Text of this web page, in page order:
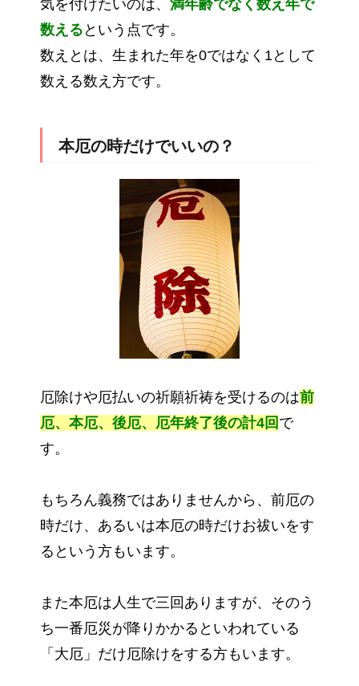
気を付けたいのは、 満年齢でなく数え年で
数える という点です。
数えとは、生まれた年を0ではなく1として
数える数え方です。
本厄の時だけでいいの？
厄除けや厄払いの祈願祈祷を受けるのは前
厄、本厄、後厄、厄年終了後の計4回 で
す。
もちろん義務ではありませんから、前厄の
時だけ、あるいは本厄の時だけお祓いをす
るという方もいます。
また本厄は人生で三回ありますが、そのう
ち一番厄災が降りかかるといわれている
「大厄」だけ厄除けをする方もいます。